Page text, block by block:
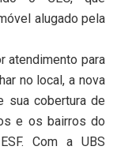
alugado pela
atendimento para
no local, a nova
sua cobertura de
e os bairros do
Com a UBS